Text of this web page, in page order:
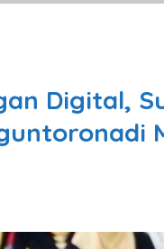
Digital,